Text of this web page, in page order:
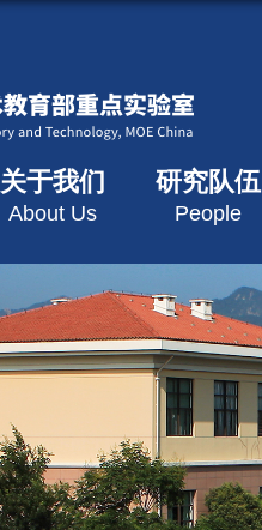
关于我们
About Us
研究队伍
People